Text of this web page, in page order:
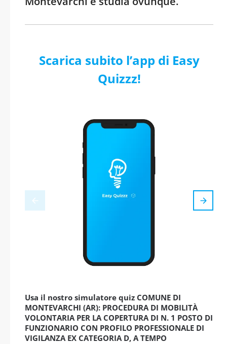
Scarica subito l’app di Easy
Quizzz!
Usa il nostro simulatore quiz COMUNE DI
MONTEVARCHI (AR): PROCEDURA DI MOBILITÀ
VOLONTARIA PER LA COPERTURA DI N. 1 POSTO DI
FUNZIONARIO CON PROFILO PROFESSIONALE DI
VIGILANZA EX CATEGORIA D, A TEMPO